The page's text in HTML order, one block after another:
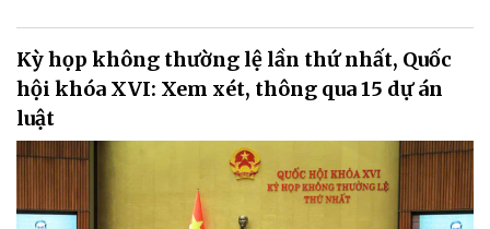
Kỳ họp không thường lệ lần thứ nhất, Quốc
hội khóa XVI: Xem xét, thông qua 15 dự án
luật